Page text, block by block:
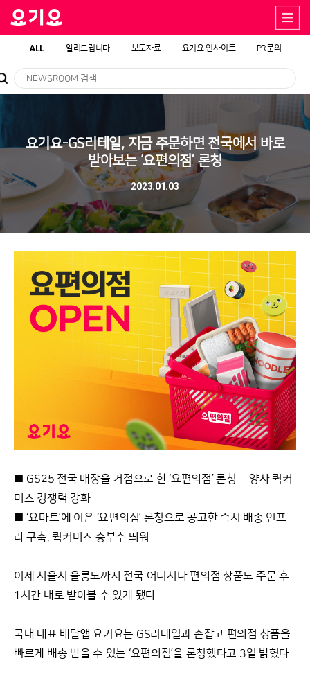
ALL 알려드립니다 보도자료 요기요 인사이트 PR문의
요기요-GS리테일, 지금 주문하면 전국에서 바로
받아보는 ‘요편의점’ 론칭
2023.01.03
■ GS25 전국 매장을 거점으로 한 ‘요편의점’ 론칭… 양사 퀵커
머스 경쟁력 강화
■ ‘요마트’에 이은 ‘요편의점’ 론칭으로 공고한 즉시 배송 인프
라 구축, 퀵커머스 승부수 띄워
이제 서울서 울릉도까지 전국 어디서나 편의점 상품도 주문 후
1시간 내로 받아볼 수 있게 됐다.
국내 대표 배달앱 요기요는 GS리테일과 손잡고 편의점 상품을
빠르게 배송 받을 수 있는 ‘요편의점’을 론칭했다고 3일 밝혔다.